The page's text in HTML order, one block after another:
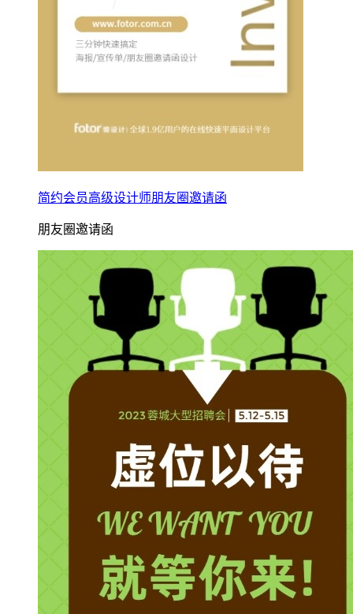
简约会员高级设计师朋友圈邀请函
朋友圈邀请函